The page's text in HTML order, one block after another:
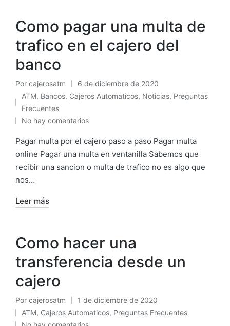
Como pagar una multa de
trafico en el cajero del
banco
Publicado
por
Por cajerosatm 6 de diciembre de 2020
Publicado
en
ATM, Bancos, Cajeros Automaticos, Noticias, Preguntas
Frecuentes
No hay comentarios
Pagar multa por el cajero paso a paso Pagar multa
online Pagar una multa en ventanilla Sabemos que
recibir una sancion o multa de trafico no es algo que
nos…
Leer más
Como hacer una
transferencia desde un
cajero
Publicado
por
Por cajerosatm 1 de diciembre de 2020
Publicado
ATM, Cajeros Automaticos, Preguntas Frecuentes